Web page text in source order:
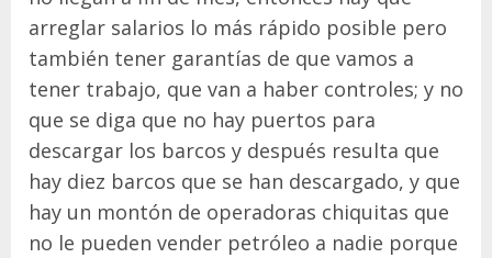
arreglar salarios lo más rápido posible pero
también tener garantías de que vamos a
tener trabajo, que van a haber controles; y no
que se diga que no hay puertos para
descargar los barcos y después resulta que
hay diez barcos que se han descargado, y que
hay un montón de operadoras chiquitas que
no le pueden vender petróleo a nadie porque